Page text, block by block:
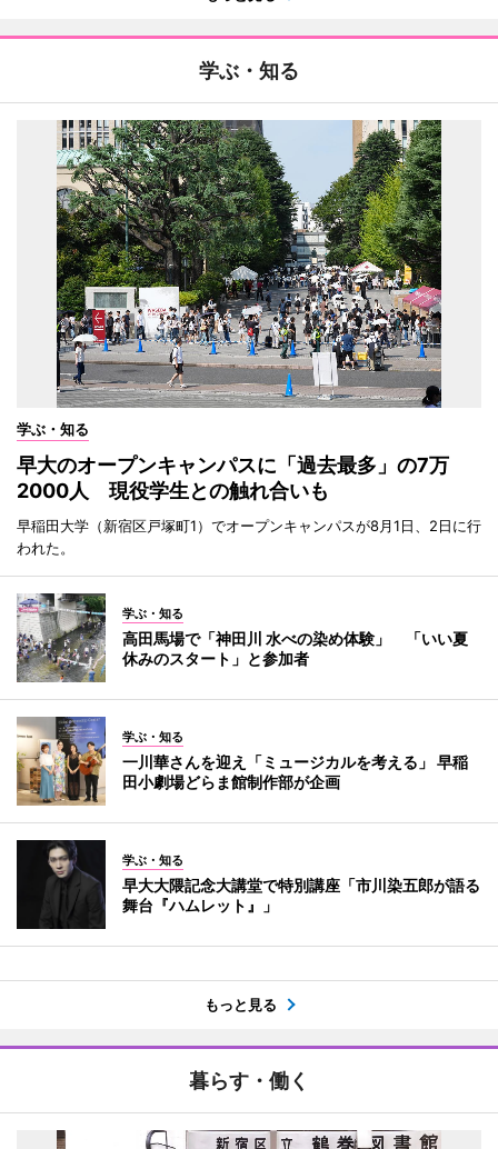
学ぶ・知る
学ぶ・知る
早大のオープンキャンパスに「過去最多」の7万
2000人 現役学生との触れ合いも
早稲田大学（新宿区戸塚町1）でオープンキャンパスが8月1日、2日に行
われた。
学ぶ・知る
高田馬場で「神田川 水べの染め体験」 「いい夏
休みのスタート」と参加者
学ぶ・知る
一川華さんを迎え「ミュージカルを考える」 早稲
田小劇場どらま館制作部が企画
学ぶ・知る
早大大隈記念大講堂で特別講座「市川染五郎が語る
舞台『ハムレット』」
もっと見る
暮らす・働く